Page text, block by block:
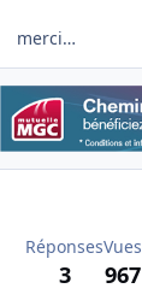
merci…
Réponses
3
Vues
967